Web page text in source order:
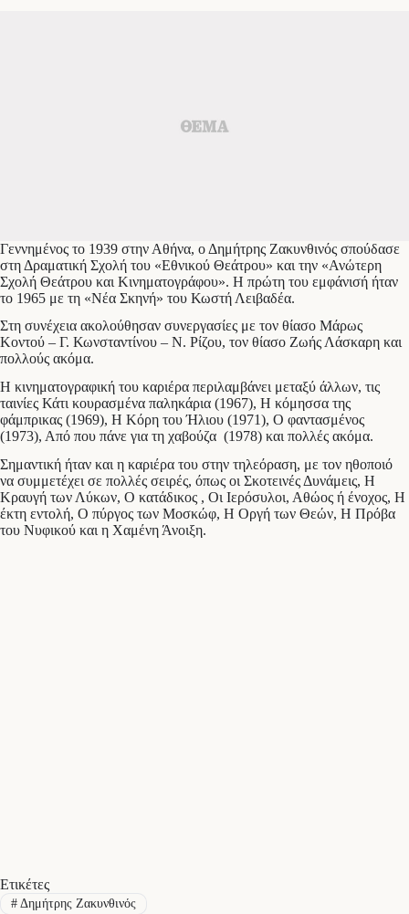
Γεννημένος το 1939 στην Αθήνα, ο Δημήτρης Ζακυνθινός σπούδασε
στη Δραματική Σχολή του «Εθνικού Θεάτρου» και την «Ανώτερη
Σχολή Θεάτρου και Κινηματογράφου». Η πρώτη του εμφάνισή ήταν
το 1965 με τη «Νέα Σκηνή» του Κωστή Λειβαδέα.
Στη συνέχεια ακολούθησαν συνεργασίες με τον θίασο Μάρως
Κοντού – Γ. Κωνσταντίνου – Ν. Ρίζου, τον θίασο Ζωής Λάσκαρη και
πολλούς ακόμα.
Η κινηματογραφική του καριέρα περιλαμβάνει μεταξύ άλλων, τις
ταινίες Κάτι κουρασμένα παληκάρια (1967), Η κόμησσα της
φάμπρικας (1969), Η Κόρη του Ήλιου (1971), Ο φαντασμένος
(1973), Από που πάνε για τη χαβούζα (1978) και πολλές ακόμα.
Σημαντική ήταν και η καριέρα του στην τηλεόραση, με τον ηθοποιό
να συμμετέχει σε πολλές σειρές, όπως οι Σκοτεινές Δυνάμεις, Η
Κραυγή των Λύκων, Ο κατάδικος , Οι Ιερόσυλοι, Αθώος ή ένοχος, Η
έκτη εντολή, Ο πύργος των Μοσκώφ, Η Οργή των Θεών, Η Πρόβα
του Νυφικού και η Χαμένη Άνοιξη.
Ετικέτες
#Δημήτρης Ζακυνθινός